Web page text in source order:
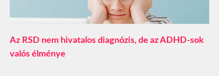
Az RSD nem hivatalos diagnózis, de az ADHD-sok
valós élménye